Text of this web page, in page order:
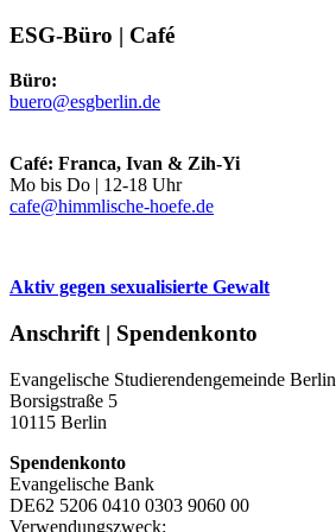
ESG-Büro | Café
Büro:
buero@esgberlin.de
Café: Franca, Ivan & Zih-Yi
Mo bis Do | 12-18 Uhr
cafe@himmlische-hoefe.de
Aktiv gegen sexualisierte Gewalt
Anschrift | Spendenkonto
Evangelische Studierendengemeinde Berlin
Borsigstraße 5
10115 Berlin
Spendenkonto
Evangelische Bank
DE62 5206 0410 0303 9060 00
Verwendungszweck: